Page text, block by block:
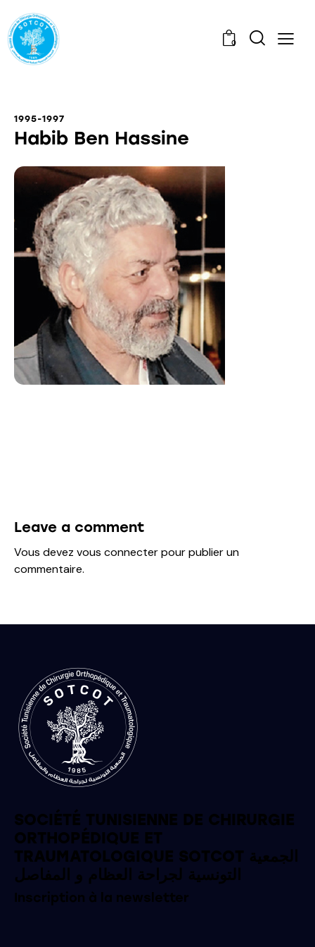
0
1995-1997
Habib Ben Hassine
Leave a comment
Vous devez vous connecterpour publier un
commentaire.
SOCIÉTÉ TUNISIENNE DE CHIRURGIE
ORTHOPÉDIQUE ET
TRAUMATOLOGIQUE SOTCOT الجمعية
التونسية لجراحة العظام و المفاصل
Inscription à la newsletter